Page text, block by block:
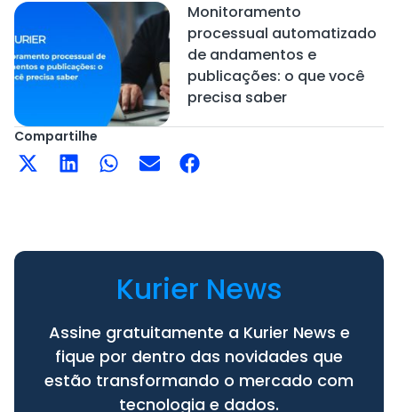
Monitoramento
processual automatizado
de andamentos e
publicações: o que você
precisa saber
Compartilhe
Kurier News
Assine gratuitamente a Kurier News e
fique por dentro das novidades que
estão transformando o mercado com
tecnologia e dados.